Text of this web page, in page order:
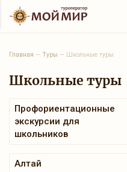
Главная — Туры — Школьные туры
Школьные туры
Профориентационные
экскурсии для
школьников
Алтай